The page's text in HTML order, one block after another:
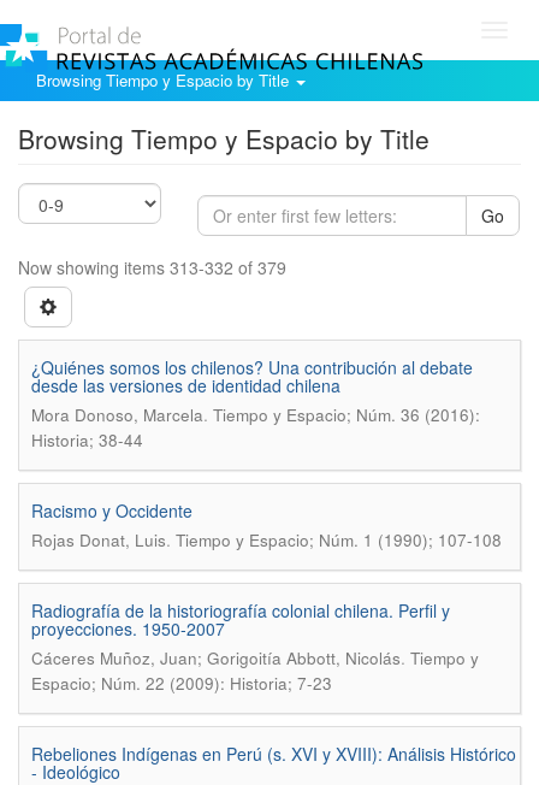
Browsing Tiempo y Espacio by Title
Browsing Tiempo y Espacio by Title
Go
Now showing items 313-332 of 379
¿Quiénes somos los chilenos? Una contribución al debate
desde las versiones de identidad chilena
Mora Donoso, Marcela. Tiempo y Espacio; Núm. 36 (2016):
Historia; 38-44
Racismo y Occidente
Rojas Donat, Luis. Tiempo y Espacio; Núm. 1 (1990); 107-108
Radiografía de la historiografía colonial chilena. Perfil y
proyecciones. 1950-2007
Cáceres Muñoz, Juan; Gorigoitía Abbott, Nicolás. Tiempo y
Espacio; Núm. 22 (2009): Historia; 7-23
Rebeliones Indígenas en Perú (s. XVI y XVIII): Análisis Histórico
- Ideológico